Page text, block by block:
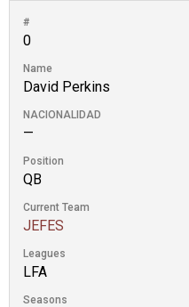
#
0
Name
David Perkins
NACIONALIDAD
—
Position
QB
Current Team
JEFES
Leagues
LFA
Seasons